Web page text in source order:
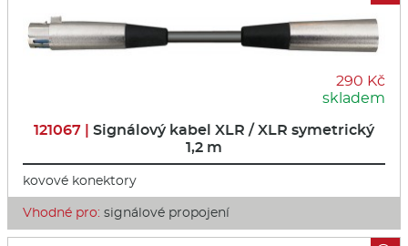
290 Kč
skladem
121067 | Signálový kabel XLR / XLR symetrický
1,2 m
kovové konektory
Vhodné pro: signálové propojení